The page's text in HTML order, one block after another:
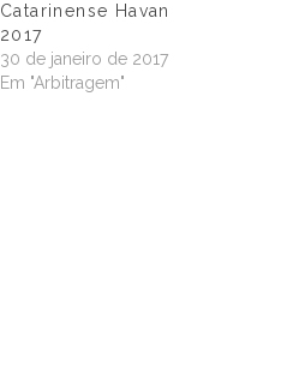
Catarinense Havan
2017
30 de janeiro de 2017
Em "Arbitragem"